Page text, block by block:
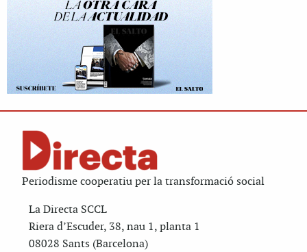
Periodisme cooperatiu per la transformació social
La Directa SCCL
Riera d’Escuder, 38, nau 1, planta 1
08028 Sants (Barcelona)